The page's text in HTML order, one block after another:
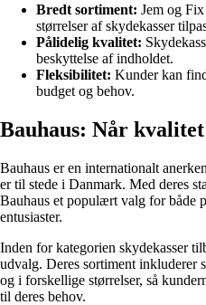
Bredt sortiment: Jem og
størrelser af skydekasser
Pålidelig kvalitet:
beskyttelse af indholdet.
Fleksibilitet: Kunder kan
budget og behov.
Bauhaus: Når
Bauhaus er en internationalt
er til stede i Danmark. Med deres
Bauhaus et populært valg for både
entusiaster.
Inden for kategorien skydekasser
udvalg. Deres sortiment inkluderer
og i forskellige størrelser, så
til deres behov.